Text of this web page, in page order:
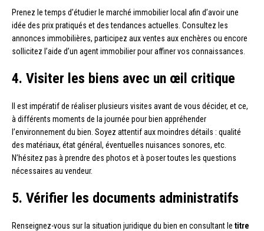
Prenez le temps d’étudier le marché immobilier local afin d’avoir une
idée des prix pratiqués et des tendances actuelles. Consultez les
annonces immobilières, participez aux ventes aux enchères ou encore
sollicitez l’aide d’un agent immobilier pour affiner vos connaissances.
4. Visiter les biens avec un œil critique
Il est impératif de réaliser plusieurs visites avant de vous décider, et ce,
à différents moments de la journée pour bien appréhender
l’environnement du bien. Soyez attentif aux moindres détails : qualité
des matériaux, état général, éventuelles nuisances sonores, etc.
N’hésitez pas à prendre des photos et à poser toutes les questions
nécessaires au vendeur.
5. Vérifier les documents administratifs
Renseignez-vous sur la situation juridique du bien en consultant le titre